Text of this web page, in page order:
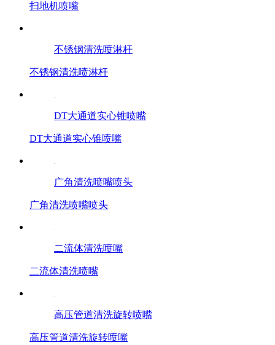
扫地机喷嘴
不锈钢清洗喷淋杆
不锈钢清洗喷淋杆
DT大通道实心锥喷嘴
DT大通道实心锥喷嘴
广角清洗喷嘴喷头
广角清洗喷嘴喷头
二流体清洗喷嘴
二流体清洗喷嘴
高压管道清洗旋转喷嘴
高压管道清洗旋转喷嘴